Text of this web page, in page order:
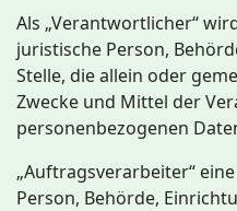
Als „Verantwortlicher“
juristische Person,
Stelle, die allein oder
Zwecke und Mittel der
personenbezogenen
„Auftragsverarbeiter“
Person, Behörde,